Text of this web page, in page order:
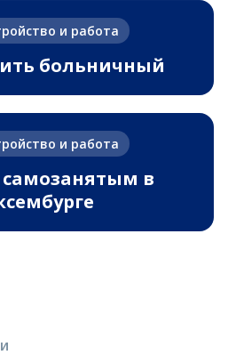
и работа
больничный
и работа
самозанятым в